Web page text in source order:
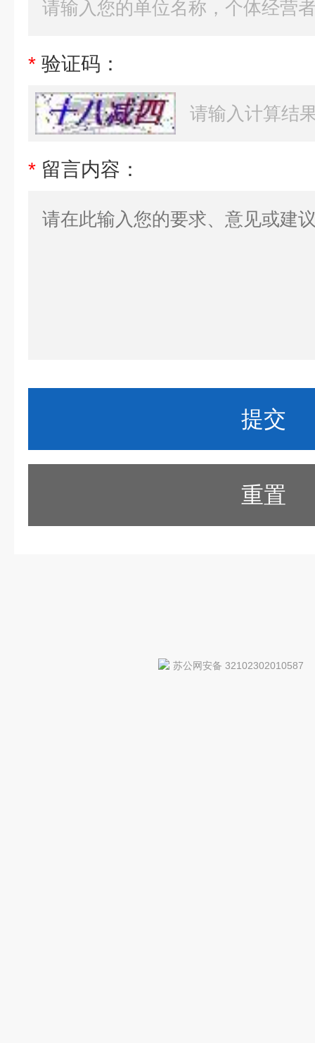
* 验证码：
* 留言内容：
重置
苏公网安备 32102302010587